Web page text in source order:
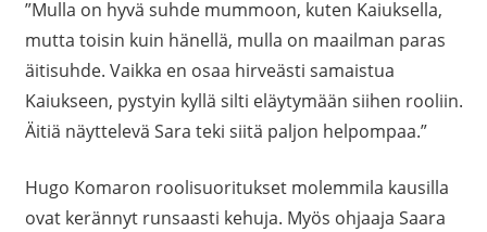
”Mulla on hyvä suhde mummoon, kuten Kaiuksella,
mutta toisin kuin hänellä, mulla on maailman paras
äitisuhde. Vaikka en osaa hirveästi samaistua
Kaiukseen, pystyin kyllä silti eläytymään siihen rooliin.
Äitiä näyttelevä Sara teki siitä paljon helpompaa.”
Hugo Komaron roolisuoritukset molemmila kausilla
ovat kerännyt runsaasti kehuja. Myös ohjaaja Saara